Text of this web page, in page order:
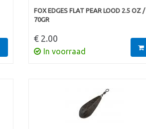
FOX EDGES FLAT PEAR LOOD 2.5 OZ /
70GR
€ 2.00
In voorraad